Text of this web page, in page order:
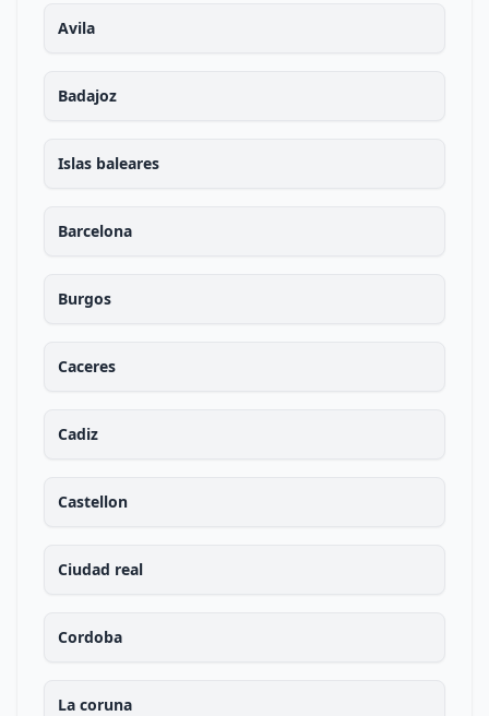
Avila
Badajoz
Islas baleares
Barcelona
Burgos
Caceres
Cadiz
Castellon
Ciudad real
Cordoba
La coruna